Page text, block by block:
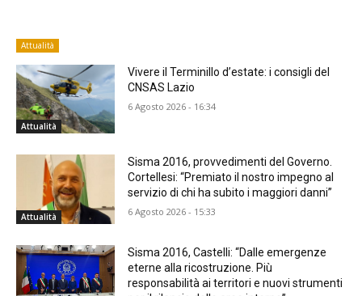
Attualità
Attualità
Vivere il Terminillo d’estate: i consigli del
CNSAS Lazio
6 Agosto 2026 - 16:34
Attualità
Sisma 2016, provvedimenti del Governo.
Cortellesi: “Premiato il nostro impegno al
servizio di chi ha subito i maggiori danni”
6 Agosto 2026 - 15:33
Sisma 2016, Castelli: “Dalle emergenze
eterne alla ricostruzione. Più
responsabilità ai territori e nuovi strumenti